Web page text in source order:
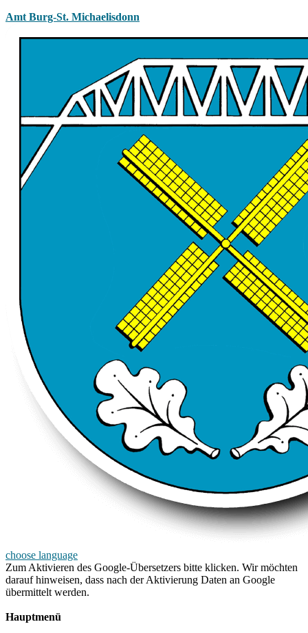
Amt Burg-St. Michaelisdonn
choose language
Zum Aktivieren des Google-Übersetzers bitte klicken. Wir möchten
darauf hinweisen, dass nach der Aktivierung Daten an Google
übermittelt werden.
Hauptmenü